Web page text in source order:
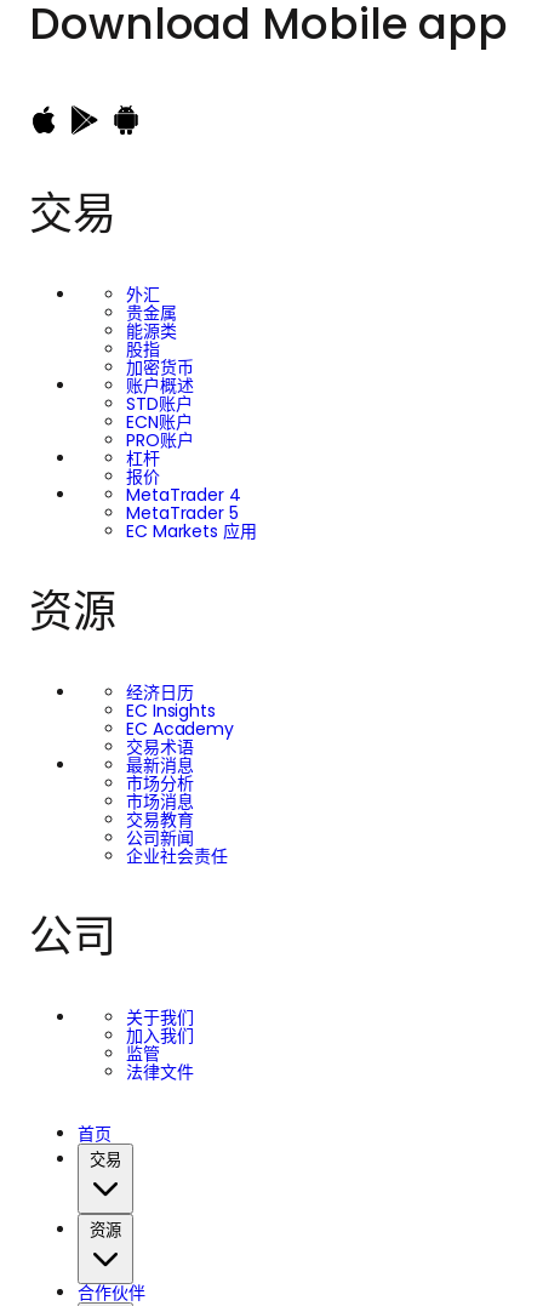
Download Mobile app
交易
外汇
贵金属
能源类
股指
加密货币
账户概述
STD账户
ECN账户
PRO账户
杠杆
报价
MetaTrader 4
MetaTrader 5
EC Markets 应用
资源
经济日历
EC Insights
EC Academy
交易术语
最新消息
市场分析
市场消息
交易教育
公司新闻
企业社会责任
公司
关于我们
加入我们
监管
法律文件
首页
交易
资源
合作伙伴